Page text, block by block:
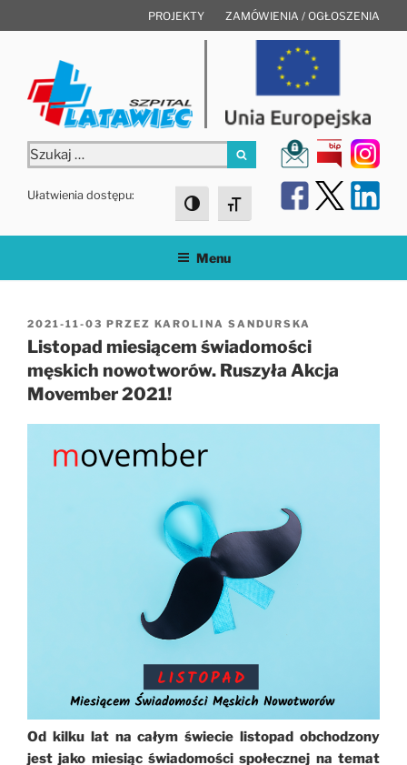
do
PROJEKTY ZAMÓWIENIA / OGŁOSZENIA
Szukaj:
Szukaj
Ułatwienia dostępu:
Toggle High Contrast
Toggle Font size
Menu
OPUBLIKOWANE
W
2021-11-03 PRZEZ KAROLINA SANDURSKA
Listopad miesiącem świadomości
męskich nowotworów. Ruszyła Akcja
Movember 2021!
Od kilku lat na całym świecie listopad obchodzony
jest jako miesiąc świadomości społecznej na temat